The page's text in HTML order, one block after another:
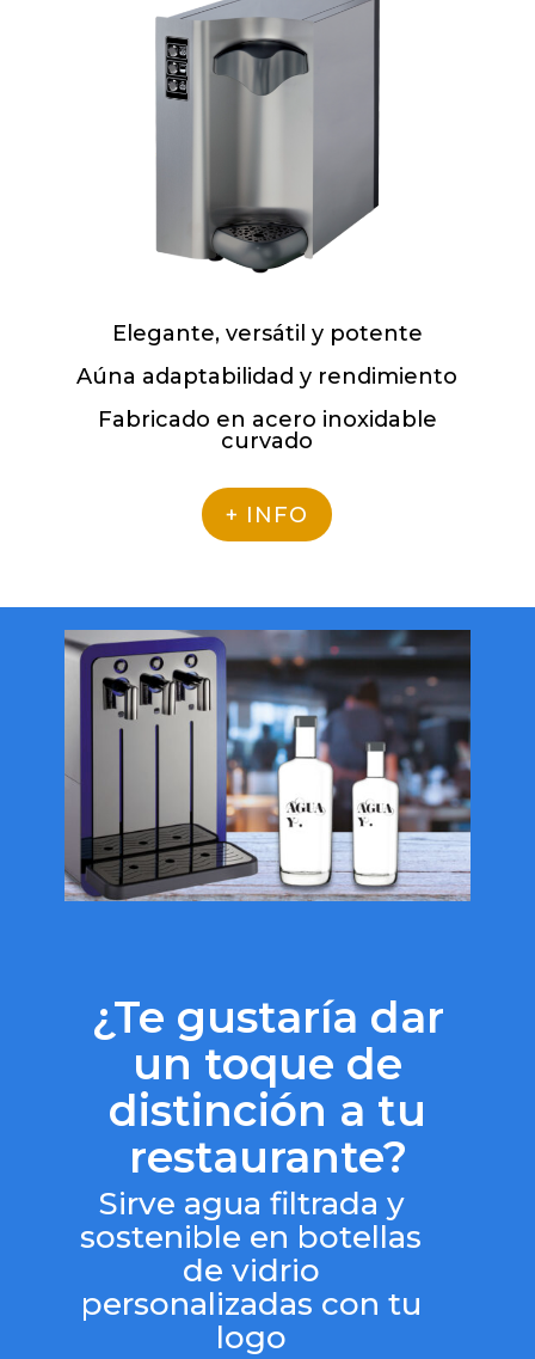
Elegante, versátil y potente
Aúna adaptabilidad y rendimiento
Fabricado en acero inoxidable
curvado
+ INFO
¿Te gustaría dar
un toque de
distinción a tu
restaurante?
Sirve agua filtrada y
sostenible en botellas
de vidrio
personalizadas con tu
logo